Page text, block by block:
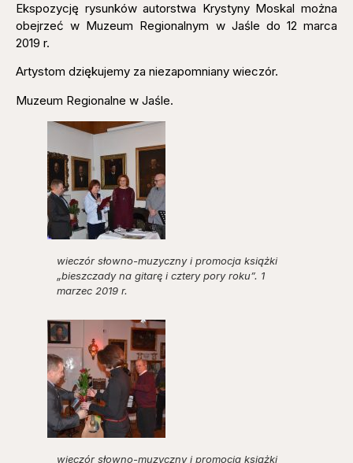
Ekspozycję rysunków autorstwa Krystyny Moskal można
obejrzeć w Muzeum Regionalnym w Jaśle do 12 marca
2019 r.
Artystom dziękujemy za niezapomniany wieczór.
Muzeum Regionalne w Jaśle.
wieczór słowno-muzyczny i promocja książki
„bieszczady na gitarę i cztery pory roku”. 1
marzec 2019 r.
wieczór słowno-muzyczny i promocja książki